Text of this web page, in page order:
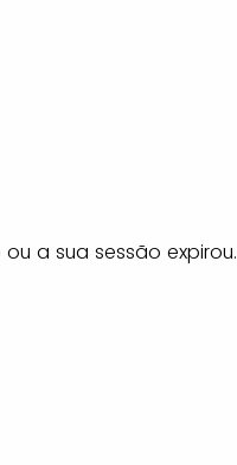
a sua sessão expirou.